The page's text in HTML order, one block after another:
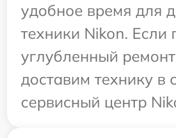
удобное время для
техники Nikon. Если
углубленный
доставим технику в
сервисный центр